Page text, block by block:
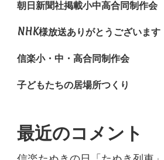
朝日新聞社掲載小中高合同制作会
NHK様放送ありがとうございます
信楽小・中・高合同制作会
子どもたちの居場所つくり
最近のコメント